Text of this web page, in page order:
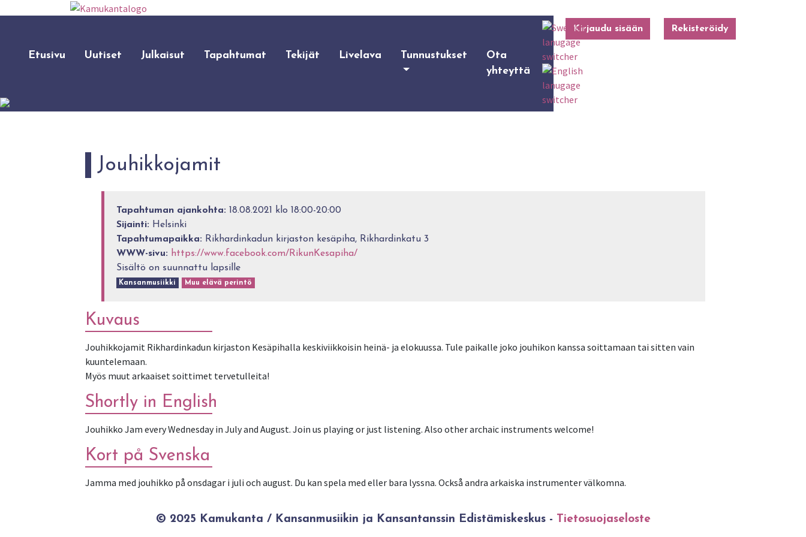
Kirjaudu sisään Rekisteröidy
Etusivu Uutiset Julkaisut Tapahtumat Tekijät Livelava Tunnustukset
Ota
yhteyttä
Jouhikkojamit
Tapahtuman ajankohta: 18.08.2021 klo 18:00-20:00
Sijainti: Helsinki
Tapahtumapaikka: Rikhardinkadun kirjaston kesäpiha, Rikhardinkatu 3
WWW-sivu: https://www.facebook.com/RikunKesapiha/
Sisältö on suunnattu lapsille
Kansanmusiikki Muu elävä perintö
Kuvaus
Jouhikkojamit Rikhardinkadun kirjaston Kesäpihalla keskiviikkoisin heinä- ja elokuussa. Tule paikalle joko jouhikon kanssa soittamaan tai sitten vain
kuuntelemaan.
Myös muut arkaaiset soittimet tervetulleita!
Shortly in English
Jouhikko Jam every Wednesday in July and August. Join us playing or just listening. Also other archaic instruments welcome!
Kort på Svenska
Jamma med jouhikko på onsdagar i juli och august. Du kan spela med eller bara lyssna. Också andra arkaiska instrumenter välkomna.
© 2025 Kamukanta / Kansanmusiikin ja Kansantanssin Edistämiskeskus - Tietosuojaseloste